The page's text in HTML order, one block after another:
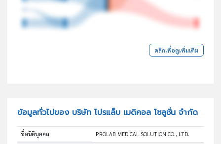
คลิกเพื่อดูเพิ่มเติม
ข้อมูลทั่วไปของ บริษัท โปรแล็บ เมดิคอล โซลูชั่น จำกัด
ชื่อนิติบุคคล PROLAB MEDICAL SOLUTION CO., LTD.